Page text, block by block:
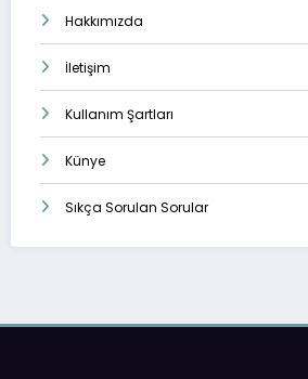
Hakkımızda
İletişim
Kullanım Şartları
Künye
Sıkça Sorulan Sorular